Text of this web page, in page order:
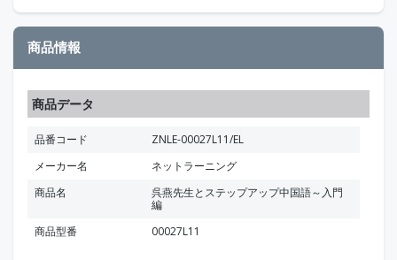
商品情報
商品データ
品番コード
ZNLE-00027L11/EL
メーカー名
ネットラーニング
商品名
呉燕先生とステップアップ中国語～入門
編
商品型番
00027L11